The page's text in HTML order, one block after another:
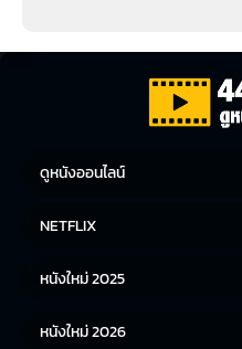
ดูหนังออนไลน์
หนังญี่ปุ่น
NETFLIX
หนังใหม่ 2025
หนังใหม่ 2026